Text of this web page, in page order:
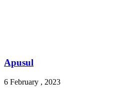
Apusul
6 February , 2023